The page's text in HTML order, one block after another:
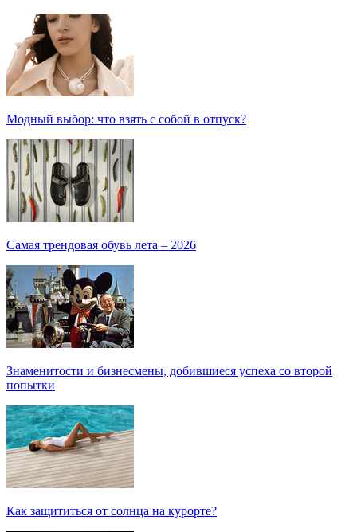
Модный выбор: что взять с собой в отпуск?
Самая трендовая обувь лета – 2026
Знаменитости и бизнесмены, добившиеся успеха со второй
попытки
Как защититься от солнца на курорте?